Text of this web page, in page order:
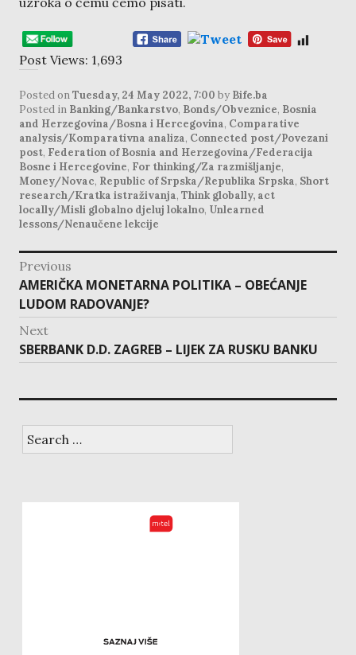
Post Views: 1,693
Posted onTuesday, 24 May 2022, 7:00 by Bife.ba
Posted in Banking/Bankarstvo, Bonds/Obveznice, Bosnia
and Herzegovina/Bosna i Hercegovina, Comparative
analysis/Komparativna analiza, Connected post/Povezani
post, Federation of Bosnia and Herzegovina/Federacija
Bosne i Hercegovine, For thinking/Za razmišljanje,
Money/Novac, Republic of Srpska/Republika Srpska, Short
research/Kratka istraživanja, Think globally, act
locally/Misli globalno djeluj lokalno, Unlearned
lessons/Nenaučene lekcije
post
navigation
Previous
Previous
post:
AMERIČKA MONETARNA POLITIKA – OBEĆANJE
LUDOM RADOVANJE?
Next
Next
post:
SBERBANK D.D. ZAGREB – LIJEK ZA RUSKU BANKU
for: